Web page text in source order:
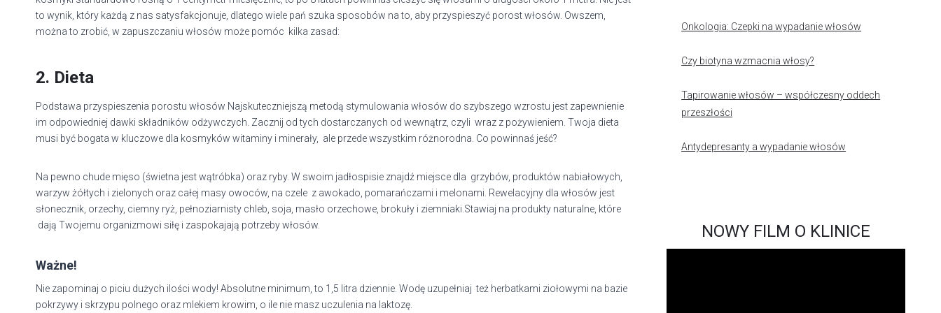
to wynik, który każdą z nas satysfakcjonuje, dlatego wiele pań szuka sposobów na to, aby przyspieszyć porost włosów. Owszem,
można to zrobić, w zapuszczaniu włosów może pomóc kilka zasad:
2. Dieta
Podstawa przyspieszenia porostu włosów Najskuteczniejszą metodą stymulowania włosów do szybszego wzrostu jest zapewnienie
im odpowiedniej dawki składników odżywczych. Zacznij od tych dostarczanych od wewnątrz, czyli wraz z pożywieniem. Twoja dieta
musi być bogata w kluczowe dla kosmyków witaminy i minerały, ale przede wszystkim różnorodna. Co powinnaś jeść?
Na pewno chude mięso (świetna jest wątróbka) oraz ryby. W swoim jadłospisie znajdź miejsce dla grzybów, produktów nabiałowych,
warzyw żółtych i zielonych oraz całej masy owoców, na czele z awokado, pomarańczami i melonami. Rewelacyjny dla włosów jest
słonecznik, orzechy, ciemny ryż, pełnoziarnisty chleb, soja, masło orzechowe, brokuły i ziemniaki.Stawiaj na produkty naturalne, które
dają Twojemu organizmowi siłę i zaspokajają potrzeby włosów.
Ważne!
Nie zapominaj o piciu dużych ilości wody! Absolutne minimum, to 1,5 litra dziennie. Wodę uzupełniaj też herbatkami ziołowymi na bazie
pokrzywy i skrzypu polnego oraz mlekiem krowim, o ile nie masz uczulenia na laktozę.
Onkologia: Czepki na wypadanie włosów
Czy biotyna wzmacnia włosy?
Tapirowanie włosów – współczesny oddech
przeszłości
Antydepresanty a wypadanie włosów
NOWY FILM O KLINICE